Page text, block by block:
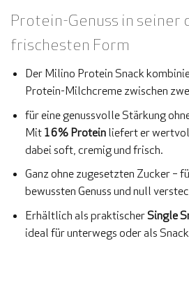
Protein-Genuss in seiner
frischesten Form
Der Milino Protein Snack
Protein-Milchcreme zwischen
für eine genussvolle Stärkung
Mit 16% Proteinliefert er
dabei soft, cremig und frisch.
Ganz ohne zugesetzten Zucker –
bewussten Genuss und null
Erhältlich als praktischerSingle
ideal für unterwegs oder als